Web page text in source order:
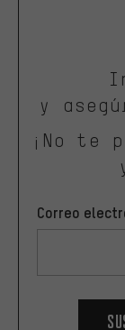
y
¡No te
Correo